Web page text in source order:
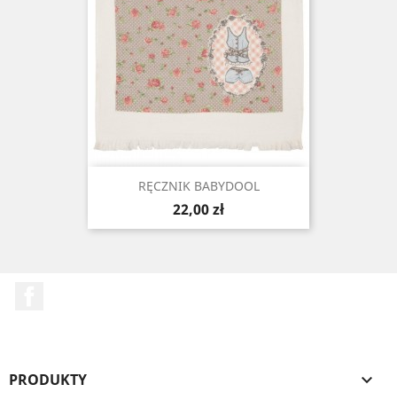
RĘCZNIK BABYDOOL
Cena
22,00 zł
PRODUKTY 